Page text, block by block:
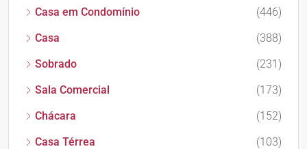
Casa em Condomínio
(446)
Casa
(388)
Sobrado
(231)
Sala Comercial
(173)
Chácara
(152)
Casa Térrea
(103)